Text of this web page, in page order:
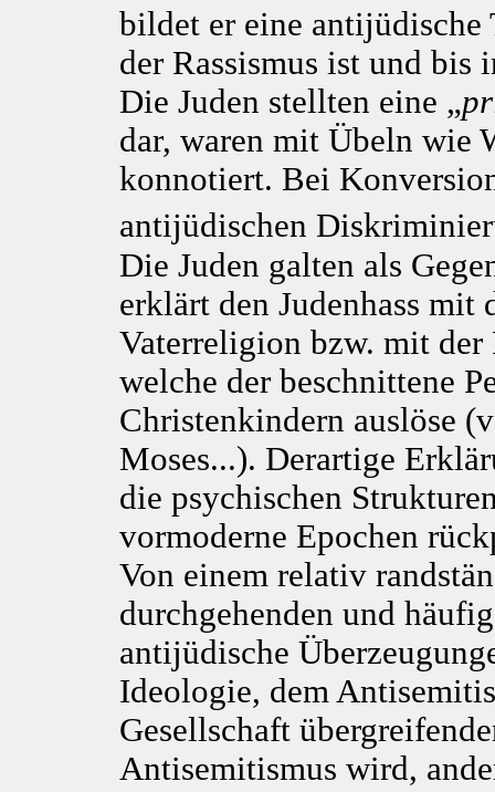
bildet er eine
der Rassismus ist und
Die Juden stellten eine „
dar, waren mit Übeln wie
konnotiert. Bei
antijüdischen
Die Juden galten als
erklärt den Judenhass mit
Vaterreligion bzw. mit der
welche der beschnittene
Christenkindern auslöse
Moses...). Derartige
die psychischen
vormoderne Epochen
Von einem relativ
durchgehenden und
antijüdische
Ideologie, dem
Gesellschaft
Antisemitismus wird,